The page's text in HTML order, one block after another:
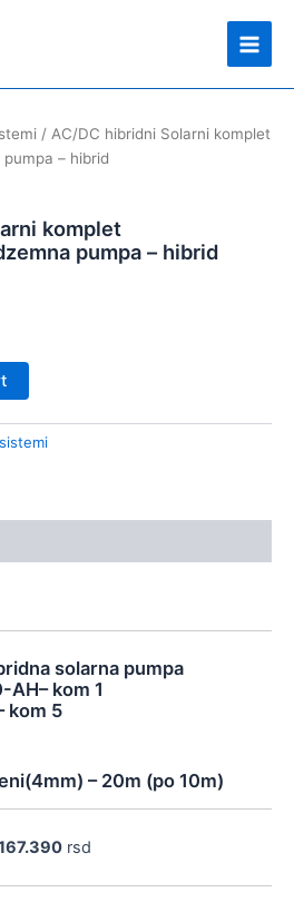
Main
/ AC/DC hibridni Solarni komplet
– hibrid
komplet
pumpa – hibrid
solarna pumpa
kom 1
kom 5
– 20m (po 10m)
rsd